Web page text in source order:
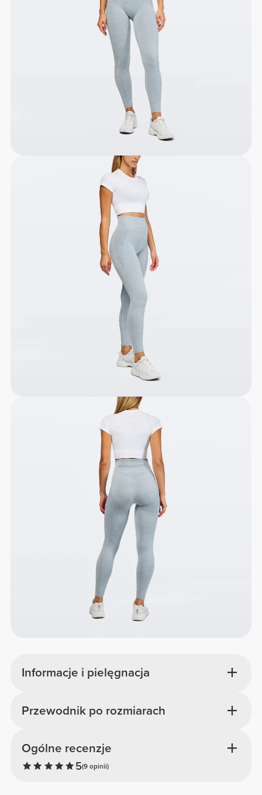
Informacje i pielęgnacja
Ogólne recenzje
5(9 opinii)
Przewodnik po rozmiarach